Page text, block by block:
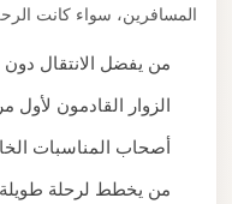
المسافرين، سواء كانت
من يفضل الانتقال دون
الزوار القادمون لأول
أصحاب المناسبات
من يخطط لرحلة طويلة